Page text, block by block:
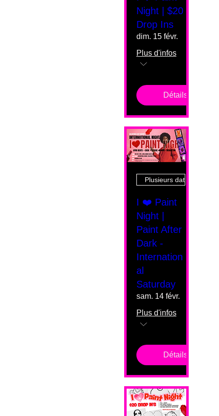
Night | $20
Drop Ins
dim. 15 févr.
Plus d'infos
Détails
Plusieurs dates
I ❤️ Paint
Night |
Paint After
Dark -
Internation
al
Saturday
sam. 14 févr.
Plus d'infos
Détails